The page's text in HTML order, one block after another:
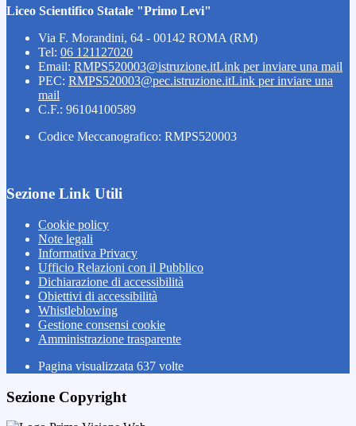
Liceo Scientifico Statale "Primo Levi"
Via F. Morandini, 64 - 00142 ROMA (RM)
Tel: 06 121127020
Email: RMPS520003@istruzione.itLink per inviare una mail
PEC: RMPS520003@pec.istruzione.itLink per inviare una
mail
C.F.: 96104100589
Codice Meccanografico: RMPS520003
Sezione Link Utili
Cookie policy
Note legali
Informativa Privacy
Ufficio Relazioni con il Pubblico
Dichiarazione di accessibilità
Obiettivi di accessibilità
Whistleblowing
Gestione consensi cookie
Amministrazione trasparente
Pagina visualizzata 637 volte
Sezione Copyright